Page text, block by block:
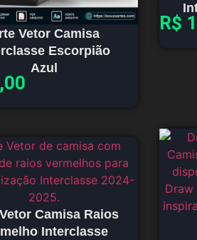
Vetor Camisa
Escorpião
Azul
R$
Camisa Raios
Interclasse